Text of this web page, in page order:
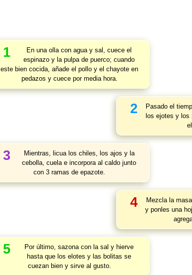
1
En una olla con agua y sal, cuece el
espinazo y la pulpa de puerco; cuando
este bien cocida, añade el pollo y el chayote en
pedazos y cuece por media hora.
2
Pasado el
los ejotes y
3
Mientras, licua los chiles, los ajos y la
cebolla, cuela e incorpora al caldo junto
con 3 ramas de epazote.
4
Mezcla la
y ponles una
5
Por último, sazona con la sal y hierve
hasta que los elotes y las bolitas se
cuezan bien y sirve al gusto.